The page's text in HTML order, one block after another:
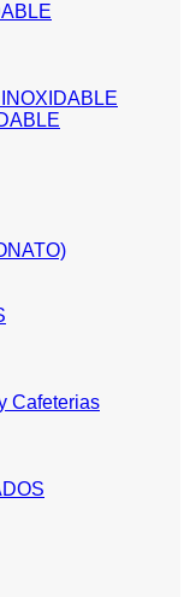
Cafeterias